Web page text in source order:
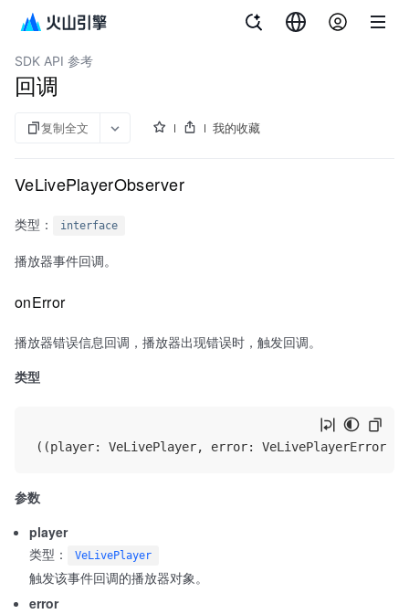
视频直播
SDK API 参考
回调
复制全文 我的收藏
VeLivePlayerObserver
类型： interface
播放器事件回调。
onError
播放器错误信息回调，播放器出现错误时，触发回调。
类型
参数
player
类型：
VeLivePlayer
触发该事件回调的播放器对象。
error